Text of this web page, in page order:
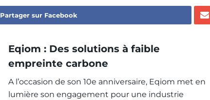
Partager sur Facebook
Eqiom : Des solutions à faible
empreinte carbone
A l’occasion de son 10e anniversaire, Eqiom met en
lumière son engagement pour une industrie